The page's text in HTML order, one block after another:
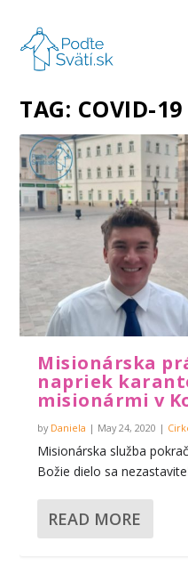
TAG: COVID-19
Misionárska
napriek
misionármi v
by Daniela | May 24, 2020 |
Misionárska služba
Božie dielo sa
READ MORE